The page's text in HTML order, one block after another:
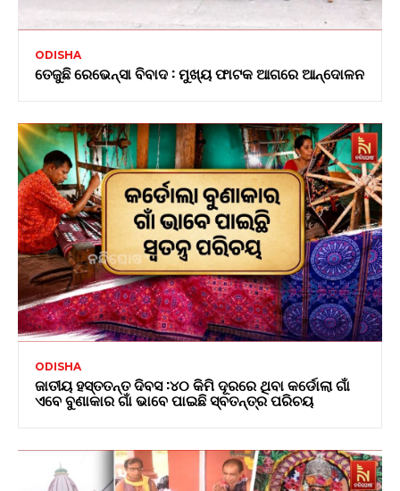
ODISHA
ତେଜୁଛି ରେଭେନ୍ସା ବିବାଦ : ମୁଖ୍ୟ ଫାଟକ ଆଗରେ ଆନ୍ଦୋଳନ
ODISHA
ଜାତୀୟ ହସ୍ତତନ୍ତ ଦିବସ :୪୦ କିମି ଦୂରରେ ଥିବା କର୍ଡୋଲା ଗାଁ
ଏବେ ବୁଣାକାର ଗାଁ ଭାବେ ପାଇଛି ସ୍ବତନ୍ତ୍ର ପରିଚୟ